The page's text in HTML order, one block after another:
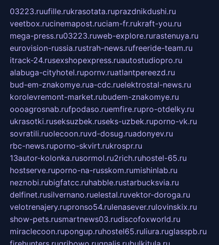
03223.ruufille.rukrasotata.ruprazdnikdushi.ru
veetbox.rucinemapost.ruciam-fr.rukraft-you.ru
mega-press.ru03223.ruweb-explore.rurastenuya.ru
eurovision-russia.rustrah-news.rufreeride-team.ru
itrack-24.rusexshopexpress.ruautostudiopro.ru
alabuga-cityhotel.rupornv.ruatlantpereezd.ru
bud-em-znakomye.rua-cdc.ruelektrostal-news.ru
korolevremont-market.rubudem-znakomye.ru
oooagrosnab.rufpodaso.ruemfire.rupro-otdelky.ru
ukrasotki.ruseksuzbek.ruseks-uzbek.ruporno-vk.ru
sovratili.ruolecoon.ruvd-dosug.ruadonyev.ru
rbc-news.ruporno-skvirt.rukrospr.ru
13autor-kolonka.rusormol.ru2rich.ruhostel-65.ru
hostserve.ruporno-na-russkom.rumishinlab.ru
neznobi.rubigfatcc.ruhabble.rustarbucksvia.ru
delfinet.rusilvernano.ruelestal.ruvektor-doroga.ru
velotrenajery.rupronso54.rulenasever.rulovinskix.ru
show-pets.rusmartnews03.rudiscofoxworld.ru
miraclecoon.rupongup.ruhostel65.ruliura.ruglasspb.ru